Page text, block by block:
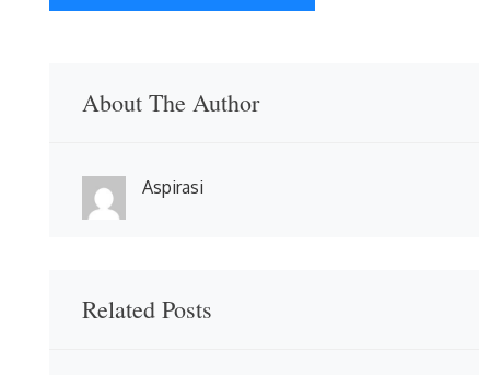
About The Author
Aspirasi
Related Posts